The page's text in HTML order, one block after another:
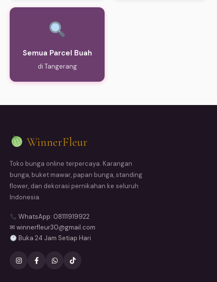
Semua Parcel Buah
di Tangerang
WinnerFleur
Toko bunga online terpercaya. Karangan
bunga, buket mawar, papan bunga, standing
flower, dan dekorasi pernikahan ke seluruh
Indonesia.
WhatsApp: 08111919922
✉ winnerfleur30@gmail.com
Buka 24 Jam Setiap Hari